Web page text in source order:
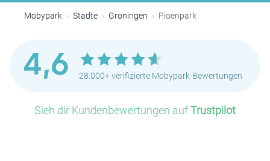
Mobypark Städte Groningen Pioenpark
4,6 28.000+ verifizierte Mobypark-Bewertungen
Sieh dir Kundenbewertungen aufTrustpilot